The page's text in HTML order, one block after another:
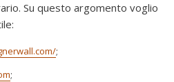
Su questo argomento voglio
;
;